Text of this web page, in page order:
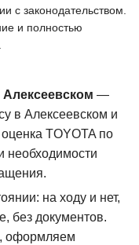
с законодательством.
и полностью
—
в Алексеевском и
TOYOTA по
необходимости
на ходу и нет,
без документов.
оформляем